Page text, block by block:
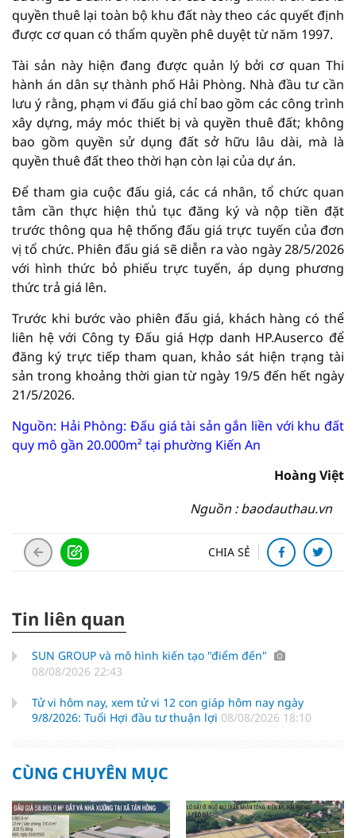
quyền thuê lại toàn bộ khu đất này theo các quyết định
được cơ quan có thẩm quyền phê duyệt từ năm 1997.
Tài sản này hiện đang được quản lý bởi cơ quan Thi
hành án dân sự thành phố Hải Phòng. Nhà đầu tư cần
lưu ý rằng, phạm vi đấu giá chỉ bao gồm các công trình
xây dựng, máy móc thiết bị và quyền thuê đất; không
bao gồm quyền sử dụng đất sở hữu lâu dài, mà là
quyền thuê đất theo thời hạn còn lại của dự án.
Để tham gia cuộc đấu giá, các cá nhân, tổ chức quan
tâm cần thực hiện thủ tục đăng ký và nộp tiền đặt
trước thông qua hệ thống đấu giá trực tuyến của đơn
vị tổ chức. Phiên đấu giá sẽ diễn ra vào ngày 28/5/2026
với hình thức bỏ phiếu trực tuyến, áp dụng phương
thức trả giá lên.
Trước khi bước vào phiên đấu giá, khách hàng có thể
liên hệ với Công ty Đấu giá Hợp danh HP.Auserco để
đăng ký trực tiếp tham quan, khảo sát hiện trạng tài
sản trong khoảng thời gian từ ngày 19/5 đến hết ngày
21/5/2026.
Nguồn: Hải Phòng: Đấu giá tài sản gắn liền với khu đất
quy mô gần 20.000m² tại phường Kiến An
Hoàng Việt
Nguồn : baodauthau.vn
CHIA SẺ
Tin liên quan
SUN GROUP và mô hình kiến tạo "điểm đến"
08/08/2026 22:43
Tử vi hôm nay, xem tử vi 12 con giáp hôm nay ngày
9/8/2026: Tuổi Hợi đầu tư thuận lợi 08/08/2026 18:10
CÙNG CHUYÊN MỤC